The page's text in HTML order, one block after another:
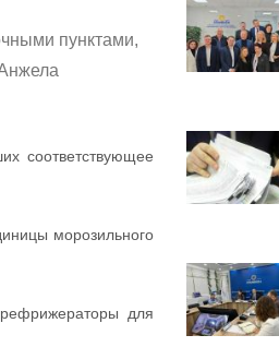
пунктами,
соответствующее
морозильного
для